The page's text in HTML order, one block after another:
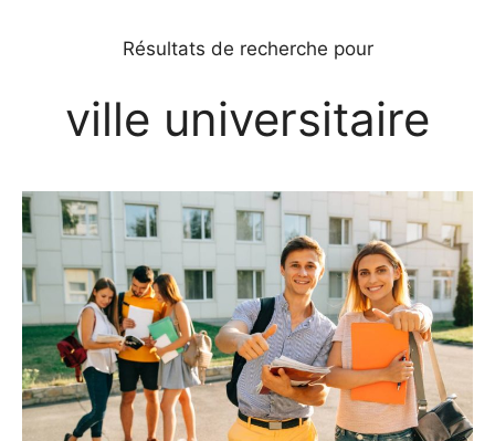
Résultats de recherche pour
ville universitaire